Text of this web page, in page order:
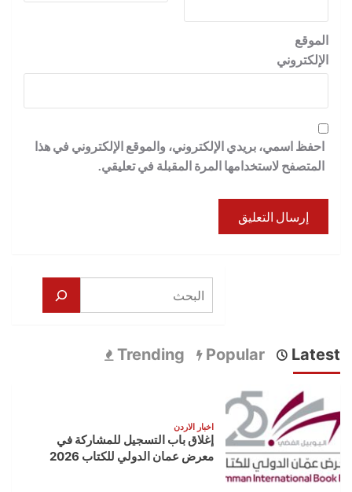
الموقع
الإلكتروني
احفظ اسمي، بريدي الإلكتروني، والموقع الإلكتروني في هذا
المتصفح لاستخدامها المرة المقبلة في تعليقي.
البحث
Latest
Popular
Trending
اخبار الاردن
إغلاق باب التسجيل للمشاركة في
معرض عمان الدولي للكتاب 2026